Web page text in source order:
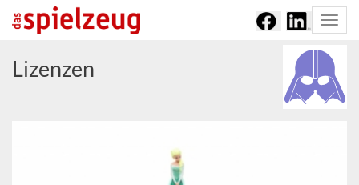
Lizenzen